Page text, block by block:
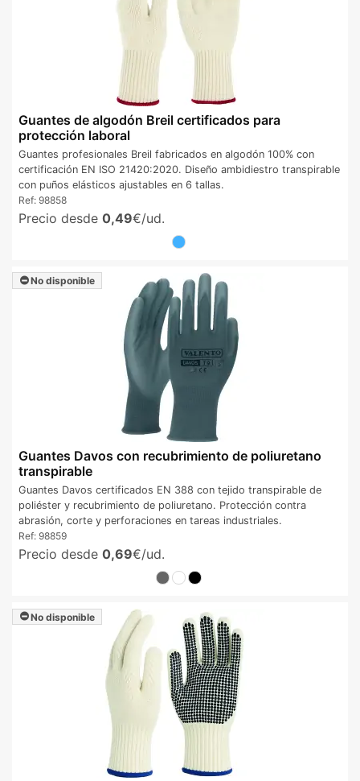
Guantes de algodón Breil certificados para
protección laboral
Guantes profesionales Breil fabricados en algodón 100% con
certificación EN ISO 21420:2020. Diseño ambidiestro transpirable
con puños elásticos ajustables en 6 tallas.
Ref: 98858
Precio desde 0,49€/ud.
No disponible
Guantes Davos con recubrimiento de poliuretano
transpirable
Guantes Davos certificados EN 388 con tejido transpirable de
poliéster y recubrimiento de poliuretano. Protección contra
abrasión, corte y perforaciones en tareas industriales.
Ref: 98859
Precio desde 0,69€/ud.
No disponible